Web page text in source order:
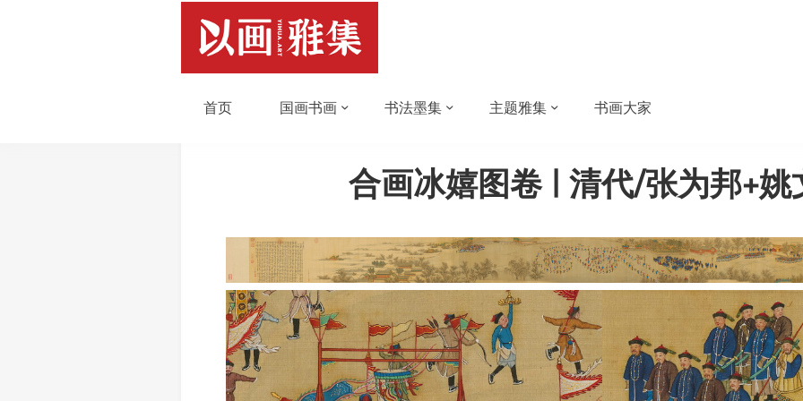
首页 国画书画 书法墨集 主题雅集 书画大家
合画冰嬉图卷 | 清代/张为邦+姚